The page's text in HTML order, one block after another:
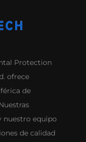
Protection
ofrece
de
nuestro equipo
de calidad